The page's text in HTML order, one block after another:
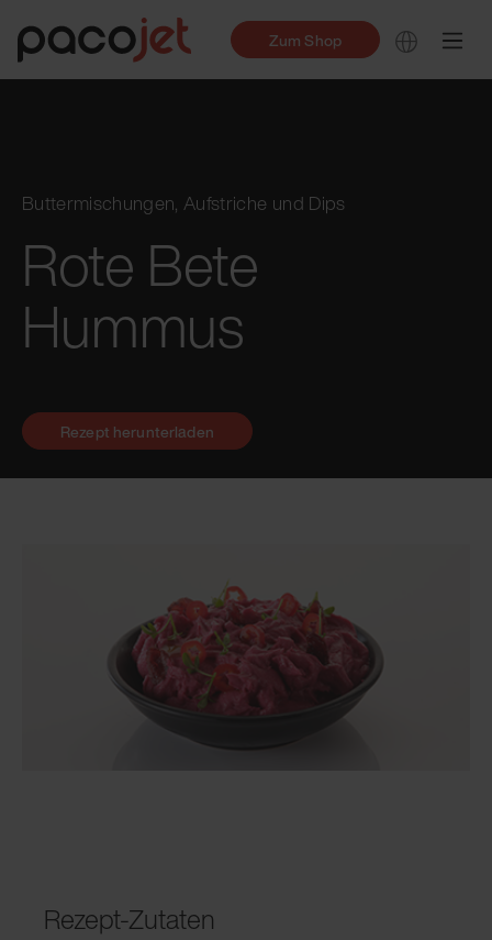
Zum Shop
Buttermischungen, Aufstriche und Dips
Rote Bete
Hummus
Rezept-Zutaten
Rezept herunterladen